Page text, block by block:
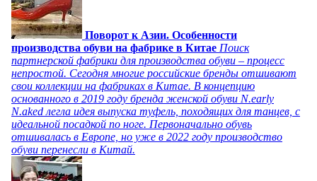
Поворот к Азии. Особенности
производства обуви на фабрике в Китае Поиск
партнерской фабрики для производства обуви – процесс
непростой. Сегодня многие российские бренды отшивают
свои коллекции на фабриках в Китае. В концепцию
основанного в 2019 году бренда женской обуви N.early
N.aked легла идея выпуска туфель, походящих для танцев, с
идеальной посадкой по ноге. Первоначально обувь
отшивалась в Европе, но уже в 2022 году производство
обуви перенесли в Китай.